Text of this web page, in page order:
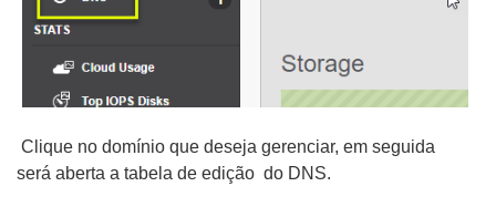
Clique no domínio que deseja gerenciar, em seguida
será aberta a tabela de edição do DNS.